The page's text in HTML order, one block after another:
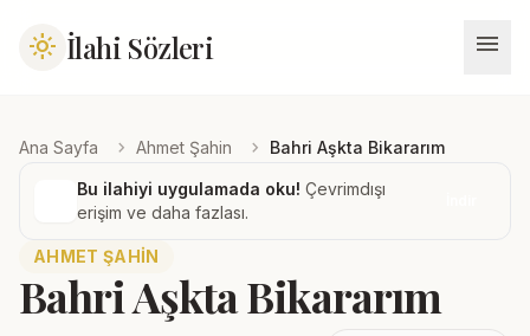
light_mode İlahi Sözleri menu
Ana Sayfa chevron_right Ahmet Şahin chevron_right Bahri Aşkta Bikararım
Bu ilahiyi uygulamada oku! Çevrimdışı
erişim ve daha fazlası.
AHMET ŞAHIN
Bahri Aşkta Bikararım